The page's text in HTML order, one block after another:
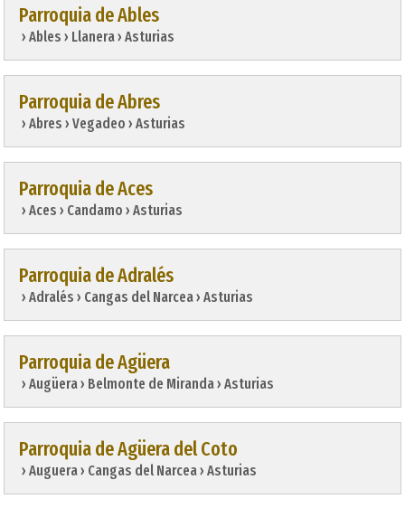
Parroquia de Ables
› Ables › Llanera › Asturias
Parroquia de Abres
› Abres › Vegadeo › Asturias
Parroquia de Aces
› Aces › Candamo › Asturias
Parroquia de Adralés
› Adralés › Cangas del Narcea › Asturias
Parroquia de Agüera
› Augüera › Belmonte de Miranda › Asturias
Parroquia de Agüera del Coto
› Auguera › Cangas del Narcea › Asturias